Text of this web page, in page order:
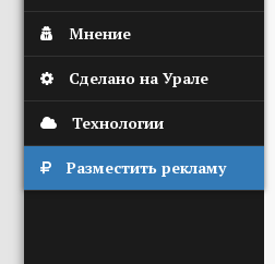
Мнение
Сделано на Урале
Технологии
Разместить рекламу